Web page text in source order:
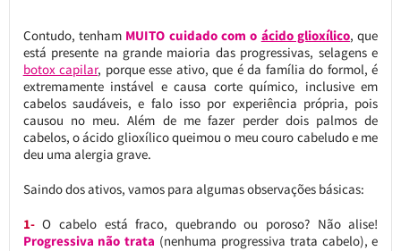
Contudo, tenhamMUITO cuidado com o ácido glioxílico, que
está presente na grande maioria das progressivas, selagens e
botox capilar, porque esse ativo, que é da família do formol, é
extremamente instável e causa corte químico, inclusive em
cabelos saudáveis, e falo isso por experiência própria, pois
causou no meu. Além de me fazer perder dois palmos de
cabelos, o ácido glioxílico queimou o meu couro cabeludo e me
deu uma alergia grave.
Saindo dos ativos, vamos para algumas observações básicas:
1- O cabelo está fraco, quebrando ou poroso? Não alise!
Progressiva não trata (nenhuma progressiva trata cabelo), e